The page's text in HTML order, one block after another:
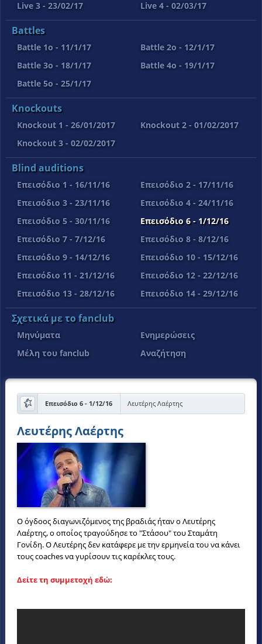
Live 3 - 23/02/17
Live 4 - 02/03/17
Battles
Battle 1o - 11/1/17
Battle 2o - 12/1/17
Battle 3o - 18/1/17
Battle 4o - 19/1/17
Battle 5o - 25/1/17
Knockouts
Knockout 1 - 26/01/2017
Knockout 2 - 01/02/2017
Knockout 3 - 02/02/2017
Blind auditions
Επεισόδιο 1 - 16/11/16
Επεισόδιο 2 - 17/11/16
Επεισόδιο 3 - 23/11/16
Επεισόδιο 4 - 24/11/16
Επεισόδιο 5 - 30/11/16
Επεισόδιο 6 - 1/12/16
Επεισόδιο 7 - 7/12/16
Επεισόδιο 8 - 8/12/16
Επεισόδιο 9 - 14/12/16
Επεισόδιο 10 - 15/12/16
Επεισόδιο 11 - 21/12/16
Επεισόδιο 12 - 22/12/16
Επεισόδιο 13 - 28/12/16
Επεισόδιο 14 - 29/12/16
Σχετικά με το fanclub
Μηνύματα
Ενημερώσεις
Μέλη του fanclub
Αναζήτηση
Επεισόδιο 6 - 1/12/16 Λευτέρης Λαέρτης
Λευτέρης Λαέρτης
Ο όγδοος διαγωνιζόμενος της βραδιάς ήταν ο Λευτέρης
Λαέρτης, ο οποίος τραγούδησε το "Στάσου" του Σταμάτη
Γονίδη. Ο Λευτέρης δεν κατάφερε με την ερμηνεία του να κάνει
τους coaches να γυρίσουν τις καρέκλες τους.
Δείτε τη συμμετοχή εδώ: